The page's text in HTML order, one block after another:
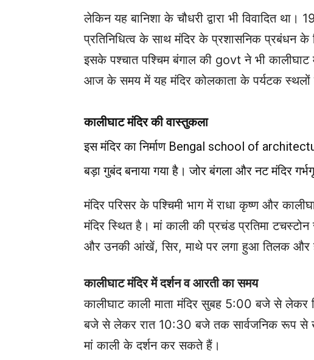
लेकिन यह बानिशा के चौधरी द्वारा भी विवादित
प्रतिनिधित्व के साथ मंदिर के प्रशासनिक प्रबंधन
इसके पश्चात पश्चिम बंगाल की govt ने भी कालीघाट
आज के समय में यह मंदिर कोलकाता के पर्यटक
कालीघाट मंदिर की वास्तुकला
इस मंदिर का निर्माण Bengal school of
बड़ा गुबंद बनाया गया है।जोर बंगला और नट मंदिर
मंदिर परिसर के पश्चिमी भाग में राधा कृष्ण और
मंदिर स्थित है।मां काली की प्रचंड प्रतिमा
और उनकी आंखें, सिर, माथे पर लगा हुआ तिलक और
कालीघाट मंदिर में दर्शन व आरती का समय
कालीघाट काली माता मंदिर सुबह 5:00 बजे से
बजे से लेकर रात 10:30 बजे तक सार्वजनिक रूप से
मां काली के दर्शन कर सकते हैं।